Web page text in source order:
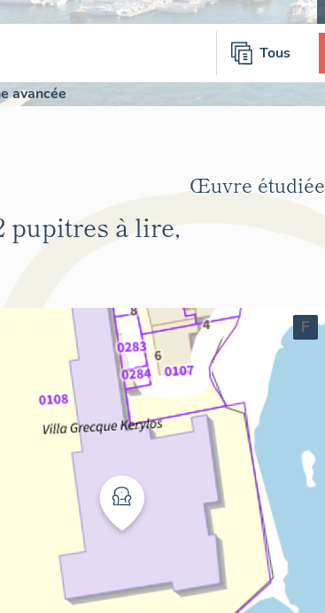
Tous
avancée
pupitres à lire,
Œuvre étudiée
F